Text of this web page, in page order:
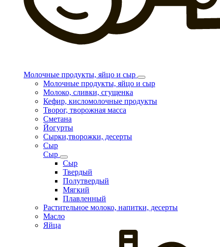
Молочные продукты, яйцо и сыр
Молочные продукты, яйцо и сыр
Молоко, сливки, сгущенка
Кефир, кисломолочные продукты
Творог, творожная масса
Сметана
Йогурты
Сырки,творожки, десерты
Сыр
Сыр
Сыр
Твердый
Полутвердый
Мягкий
Плавленный
Растительное молоко, напитки, десерты
Масло
Яйца